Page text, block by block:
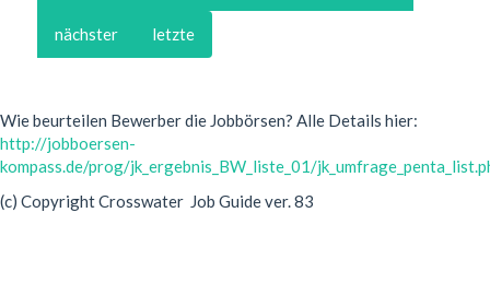
nächster letzte
Wie beurteilen Bewerber die Jobbörsen? Alle Details hier:
http://jobboersen-
kompass.de/prog/jk_ergebnis_BW_liste_01/
(c) Copyright Crosswater Job Guide ver. 83